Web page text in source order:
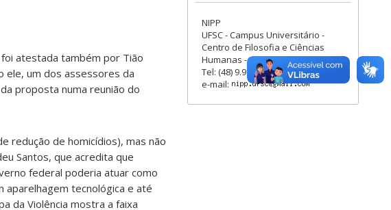
atestada também por Tião
ele, um dos assessores da
proposta numa reunião do
redução de homicídios), mas não
Santos, que acredita que
federal poderia atuar como
tecnológica e até
da Violência mostra a faixa
NIPP
UFSC - Campus Universitário -
Centro de Filosofia e Ciências
Humanas - Bloco D - Sala 307
Tel: (48) 9.9963-6599
e-mail: